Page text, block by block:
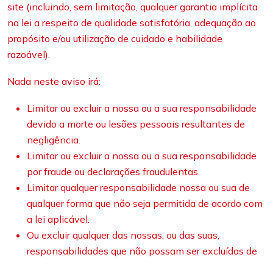
site (incluindo, sem limitação, qualquer garantia implícita
na lei a respeito de qualidade satisfatória, adequação ao
propósito e/ou utilização de cuidado e habilidade
razoável).
Nada neste aviso irá:
Limitar ou excluir a nossa ou a sua responsabilidade
devido a morte ou lesões pessoais resultantes de
negligência.
Limitar ou excluir a nossa ou a sua responsabilidade
por fraude ou declarações fraudulentas.
Limitar qualquer responsabilidade nossa ou sua de
qualquer forma que não seja permitida de acordo com
a lei aplicável.
Ou excluir qualquer das nossas, ou das suas,
responsabilidades que não possam ser excluídas de